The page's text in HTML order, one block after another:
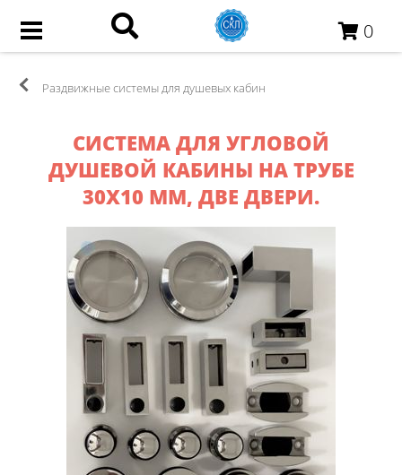
0
Раздвижные системы для душевых кабин
СИСТЕМА ДЛЯ УГЛОВОЙ
ДУШЕВОЙ КАБИНЫ НА ТРУБЕ
30Х10 ММ, ДВЕ ДВЕРИ.